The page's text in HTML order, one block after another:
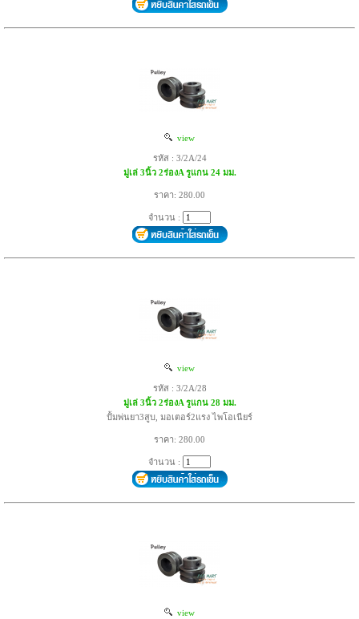
view
รหัส : 3/2A/24
มู่เล่ 3นิ้ว 2ร่องA รูแกน 24 มม.
ราคา: 280.00
จำนวน :
view
รหัส : 3/2A/28
มู่เล่ 3นิ้ว 2ร่องA รูแกน 28 มม.
ปั้มพ่นยา3สูบ, มอเตอร์2แรง ไพโอเนียร์
ราคา: 280.00
จำนวน :
view